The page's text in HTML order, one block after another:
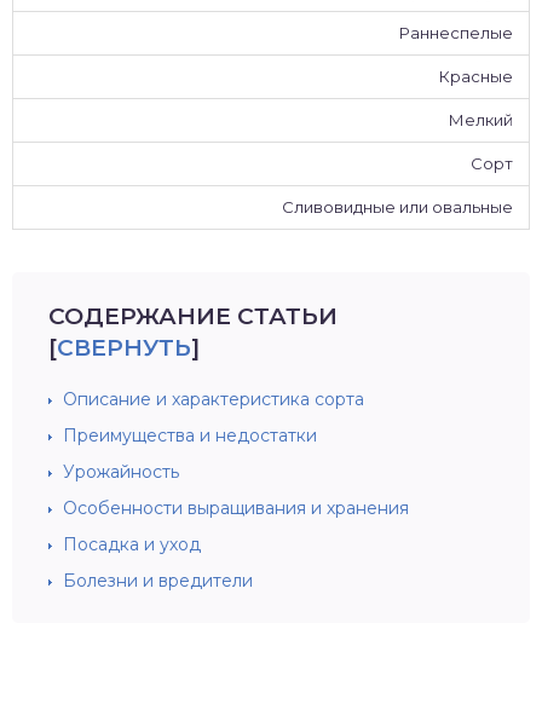
Раннеспелые
Красные
Мелкий
Сорт
Сливовидные или овальные
СОДЕРЖАНИЕ СТАТЬИ
[СВЕРНУТЬ]
Описание и характеристика сорта
Преимущества и недостатки
Урожайность
Особенности выращивания и хранения
Посадка и уход
Болезни и вредители